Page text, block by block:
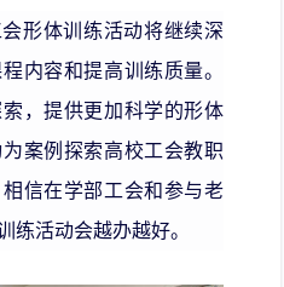
形体训练活动将继续深
内容和提高训练质量。
，提供更加科学的形体
案例探索高校工会教职
信在学部工会和参与老
练活动会越办越好。